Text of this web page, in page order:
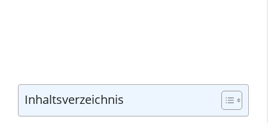
Inhaltsverzeichnis